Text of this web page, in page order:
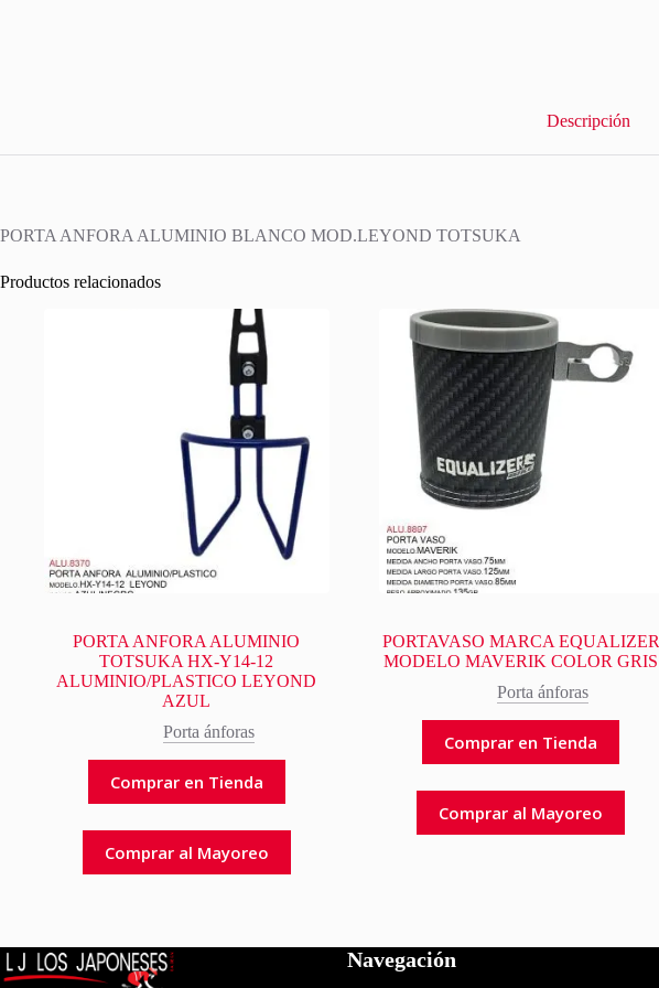
Descripción
PORTA ANFORA ALUMINIO BLANCO MOD.LEYOND TOTSUKA
Productos relacionados
PORTA ANFORA ALUMINIO
TOTSUKA HX-Y14-12
ALUMINIO/PLASTICO LEYOND
AZUL
Porta ánforas
Comprar en Tienda
Comprar al Mayoreo
PORTAVASO MARCA EQUALIZER
MODELO MAVERIK COLOR GRIS
Porta ánforas
Comprar en Tienda
Comprar al Mayoreo
Navegación